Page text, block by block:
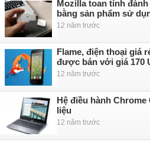
Mozilla toan tính
bằng sản phẩm sử
12 năm trước
Flame, điện thoại giá
được bán với giá 170
12 năm trước
Hệ điều hành
liệu
12 năm trước